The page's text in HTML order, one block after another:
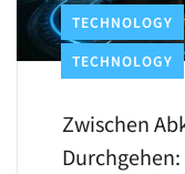
TECHNOLOGY
TECHNOLOGY
Zwischen